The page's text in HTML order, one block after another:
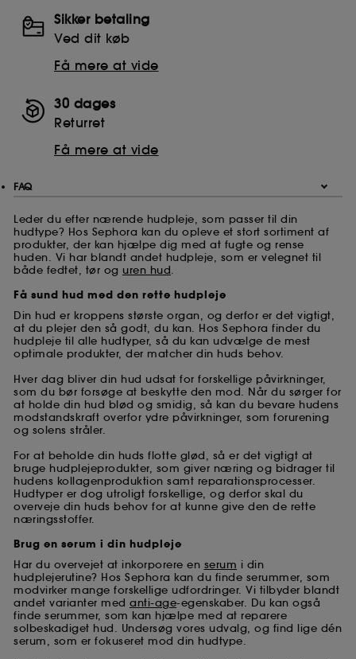
Sikker betaling
Ved dit køb
Få mere at vide
30 dages
Returret
Få mere at vide
FAQ
Leder du efter nærende hudpleje, som passer til din
hudtype? Hos Sephora kan du opleve et stort sortiment af
produkter, der kan hjælpe dig med at fugte og rense
huden. Vi har blandt andet hudpleje, som er velegnet til
både fedtet, tør og uren hud.
Få sund hud med den rette hudpleje
Din hud er kroppens største organ, og derfor er det vigtigt,
at du plejer den så godt, du kan. Hos Sephora finder du
hudpleje til alle hudtyper, så du kan udvælge de mest
optimale produkter, der matcher din huds behov.
Hver dag bliver din hud udsat for forskellige påvirkninger,
som du bør forsøge at beskytte den mod. Når du sørger for
at holde din hud blød og smidig, så kan du bevare hudens
modstandskraft overfor ydre påvirkninger, som forurening
og solens stråler.
For at beholde din huds flotte glød, så er det vigtigt at
bruge hudplejeprodukter, som giver næring og bidrager til
hudens kollagenproduktion samt reparationsprocesser.
Hudtyper er dog utroligt forskellige, og derfor skal du
overveje din huds behov for at kunne give den de rette
næringsstoffer.
Brug en serum i din hudpleje
Har du overvejet at inkorporere en serum i din
hudplejerutine? Hos Sephora kan du finde serummer, som
modvirker mange forskellige udfordringer. Vi tilbyder blandt
andet varianter med anti-age-egenskaber. Du kan også
finde serummer, som kan hjælpe med at reparere
solbeskadiget hud. Undersøg vores udvalg, og find lige dén
serum, som er fokuseret mod din hudtype.